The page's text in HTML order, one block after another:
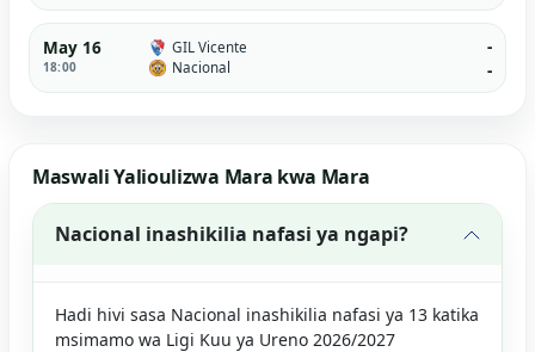
May 16
18:00
GIL Vicente
Nacional
-
-
Maswali Yalioulizwa Mara kwa Mara
Nacional inashikilia nafasi ya ngapi?
Hadi hivi sasa Nacional inashikilia nafasi ya 13 katika
msimamo wa Ligi Kuu ya Ureno 2026/2027